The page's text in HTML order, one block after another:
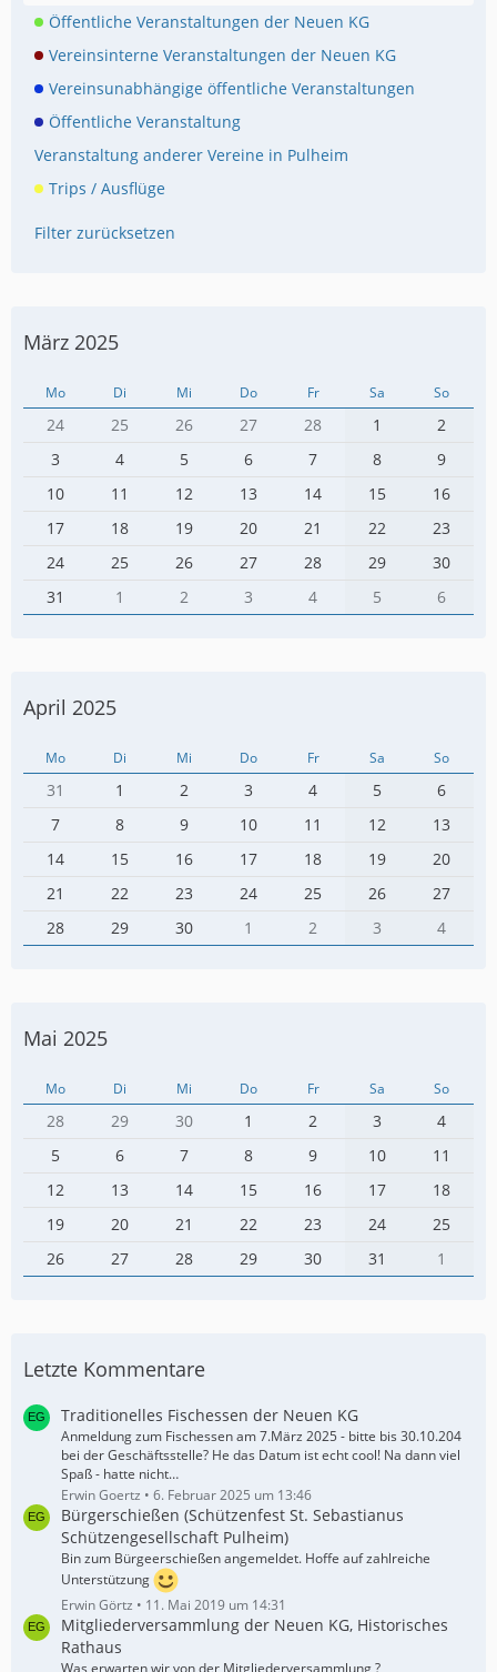
Öffentliche Veranstaltungen der Neuen KG
Vereinsinterne Veranstaltungen der Neuen KG
Vereinsunabhängige öffentliche Veranstaltungen
Öffentliche Veranstaltung
Veranstaltung anderer Vereine in Pulheim
Trips / Ausflüge
Filter zurücksetzen
März 2025
Mo Di Mi Do Fr Sa So
24 25 26 27 28 1
2
3
4 5 6 7 8
9
10
11 12 13 14 15
16
17
18 19 20 21 22
23
24
25 26 27 28 29
30
31
1 2 3 4 5 6
April 2025
Mo Di Mi Do Fr Sa So
31 1 2 3 4 5
6
7
8 9 10 11 12
13
14
15 16 17 18 19
20
21
22 23 24 25 26
27
28
29 30 1 2 3 4
Mai 2025
Mo Di Mi Do Fr Sa So
28 29 30 1 2 3
4
5
6 7 8 9 10
11
12
13 14 15 16 17
18
19
20 21 22 23 24
25
26
27 28 29 30 31 1
Letzte Kommentare
Traditionelles Fischessen der Neuen KG
Anmeldung zum Fischessen am 7.März 2025 - bitte bis 30.10.204
bei der Geschäftsstelle? He das Datum ist echt cool! Na dann viel
Spaß - hatte nicht…
Erwin Goertz
6. Februar 2025 um 13:46
Bürgerschießen (Schützenfest St. Sebastianus
Schützengesellschaft Pulheim)
Bin zum Bürgeerschießen angemeldet. Hoffe auf zahlreiche
Unterstützung
Erwin Görtz
11. Mai 2019 um 14:31
Mitgliederversammlung der Neuen KG, Historisches
Rathaus
Was erwarten wir von der Mitgliederversammlung ?